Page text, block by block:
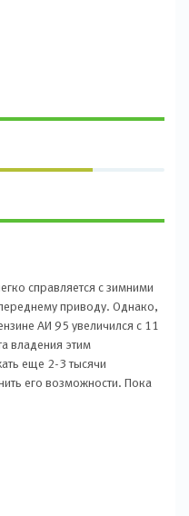
справляется с зимними
приводу. Однако,
АИ 95 увеличился с 11
владения этим
еще 2-3 тысячи
его возможности. Пока
а у него есть
Единственный